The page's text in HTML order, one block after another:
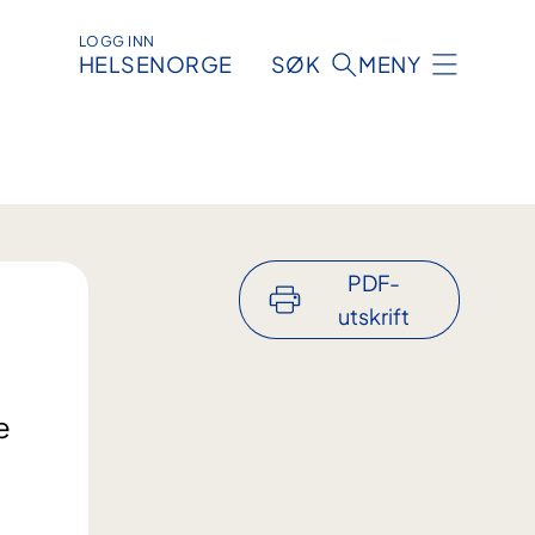
LOGG INN
HELSENORGE SØK MENY
PDF-
utskrift